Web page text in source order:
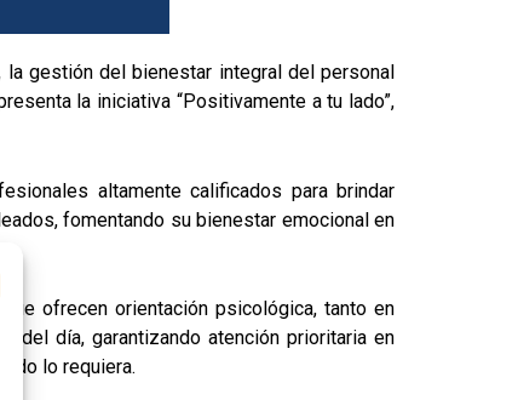
gestión del bienestar integral del personal
la iniciativa “Positivamente a tu lado”,
altamente calificados para brindar
fomentando su bienestar emocional en
ofrecen orientación psicológica, tanto en
del día, garantizando atención prioritaria en
lo requiera.